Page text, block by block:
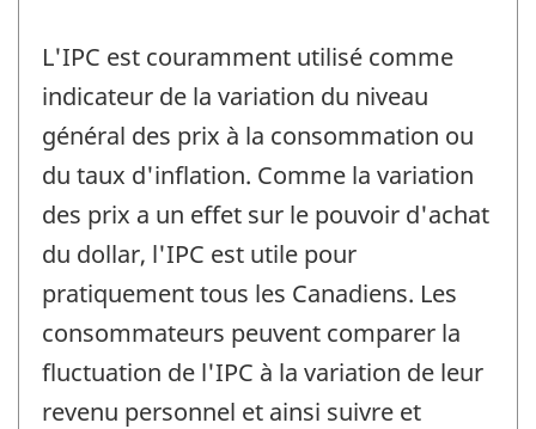
L'IPC est couramment utilisé comme
indicateur de la variation du niveau
général des prix à la consommation ou
du taux d'inflation. Comme la variation
des prix a un effet sur le pouvoir d'achat
du dollar, l'IPC est utile pour
pratiquement tous les Canadiens. Les
consommateurs peuvent comparer la
fluctuation de l'IPC à la variation de leur
revenu personnel et ainsi suivre et